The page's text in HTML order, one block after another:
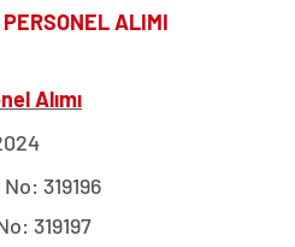
ALIMI
Alımı
319196
319197